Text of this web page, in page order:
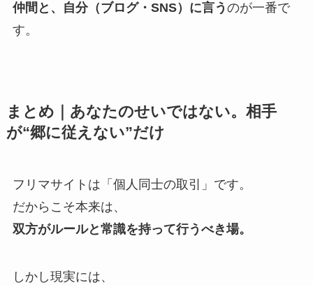
仲間と、自分（ブログ・SNS）に言う のが一番で
す。
まとめ｜あなたのせいではない。相手
が“郷に従えない”だけ
フリマサイトは「個人同士の取引」です。
だからこそ本来は、
双方がルールと常識を持って行うべき場。
しかし現実には、